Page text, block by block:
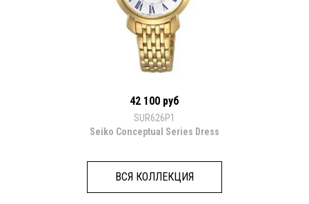
42 100 руб
SUR626P1
Seiko Conceptual Series Dress
ВСЯ КОЛЛЕКЦИЯ